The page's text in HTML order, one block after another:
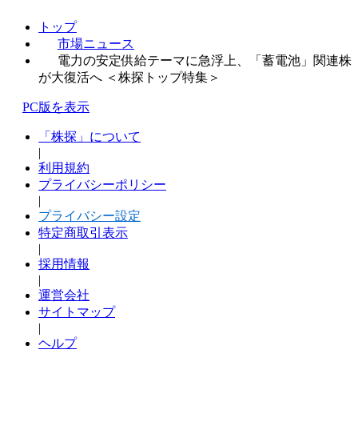
トップ
市場ニュース
電力の安定供給テーマに急浮上、「蓄電池」関連株
が大復活へ ＜株探トップ特集＞
PC版を表示
「株探」について
|
利用規約
プライバシーポリシー
|
プライバシー設定
特定商取引表示
|
採用情報
|
運営会社
サイトマップ
|
ヘルプ